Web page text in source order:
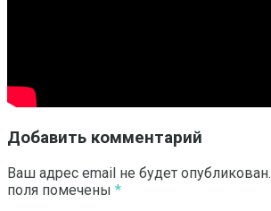
Добавить комментарий
Ваш адрес email не будет опубликован.
поля помечены *